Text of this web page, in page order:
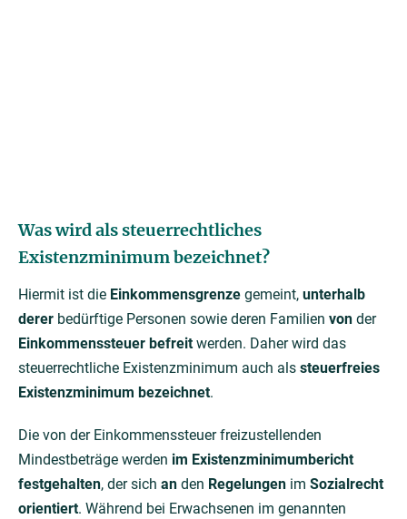
Was wird als steuerrechtliches
Existenzminimum bezeichnet?
Hiermit ist die Einkommensgrenze gemeint, unterhalb
derer bedürftige Personen sowie deren Familien von der
Einkommenssteuer befreitwerden. Daher wird das
steuerrechtliche Existenzminimum auch als steuerfreies
Existenzminimum bezeichnet.
Die von der Einkommenssteuer freizustellenden
Mindestbeträge werden im Existenzminimumbericht
festgehalten, der sich an den Regelungen im Sozialrecht
orientiert. Während bei Erwachsenen im genannten